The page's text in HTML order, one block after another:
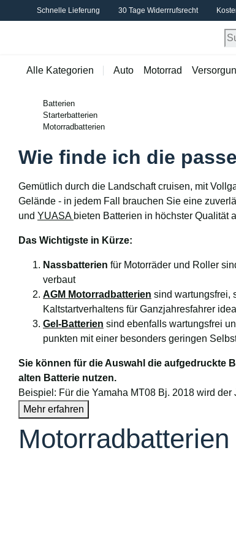
Schnelle Lieferung 30 Tage Widerrrufsrecht
Alle Kategorien Auto Motorrad
Batterien
Starterbatterien
Motorradbatterien
Wie finde ich die
Gemütlich durch die Landschaft cruisen, mit
Gelände - in jedem Fall brauchen Sie eine
und YUASA bieten Batterien in höchster Qualität
Das Wichtigste in Kürze:
Nassbatterien für Motorräder und Roller
verbaut
AGM Motorradbatterien sind wartungsfrei,
Kaltstartverhaltens für Ganzjahresfahrer
Gel-Batterien sind ebenfalls wartungsfrei
punkten mit einer besonders geringen
Sie können für die Auswahl die aufgedruckte
alten Batterie nutzen.
Beispiel: Für die Yamaha MT08 Bj. 2018 wird
Mehr erfahren
Motorradbatterien